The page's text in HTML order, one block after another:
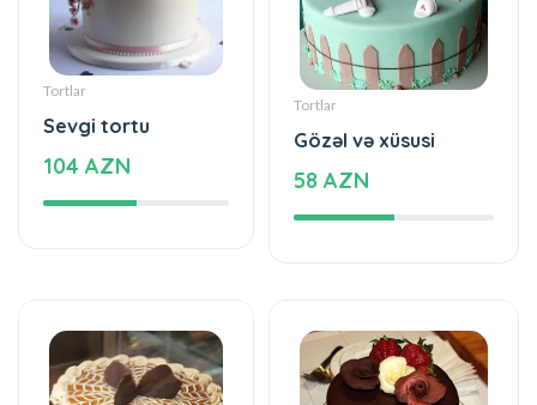
Tortlar
Sevgi tortu
104 AZN
Tortlar
Gözəl və xüsusi
58 AZN